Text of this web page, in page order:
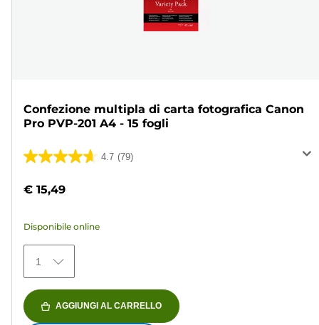
Confezione multipla di carta fotografica Canon
Pro PVP-201 A4 - 15 fogli
4.7 (79)
4.7
5
79
recensioni
€ 15,49
Disponibile online
1
AGGIUNGI AL CARRELLO